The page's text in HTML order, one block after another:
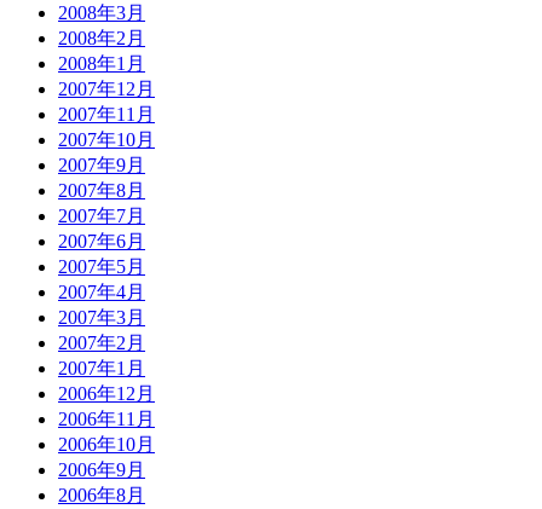
2008年3月
2008年2月
2008年1月
2007年12月
2007年11月
2007年10月
2007年9月
2007年8月
2007年7月
2007年6月
2007年5月
2007年4月
2007年3月
2007年2月
2007年1月
2006年12月
2006年11月
2006年10月
2006年9月
2006年8月